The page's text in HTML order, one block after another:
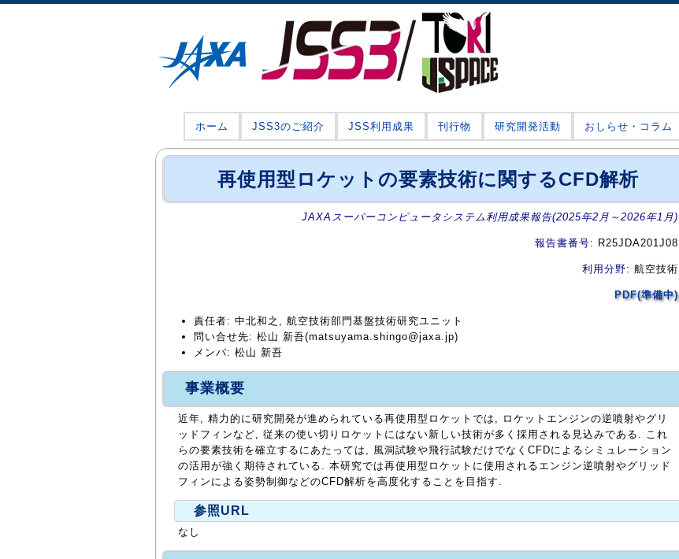
ホーム JSS3のご紹介 JSS利用成果 刊行物 研究開発活動 おしらせ・コラム
再使用型ロケットの要素技術に関するCFD解析
JAXAスーパーコンピュータシステム利用成果報告(2025年2月～2026年1月)
報告書番号: R25JDA201J08
利用分野: 航空技術
PDF(準備中)
責任者: 中北和之, 航空技術部門基盤技術研究ユニット
問い合せ先: 松山 新吾(matsuyama.shingo@jaxa.jp)
メンバ: 松山 新吾
事業概要
近年, 精力的に研究開発が進められている再使用型ロケットでは, ロケットエンジンの逆噴射やグリ
ッドフィンなど, 従来の使い切りロケットにはない新しい技術が多く採用される見込みである. これ
らの要素技術を確立するにあたっては, 風洞試験や飛行試験だけでなくCFDによるシミュレーション
の活用が強く期待されている. 本研究では再使用型ロケットに使用されるエンジン逆噴射やグリッド
フィンによる姿勢制御などのCFD解析を高度化することを目指す.
参照URL
なし